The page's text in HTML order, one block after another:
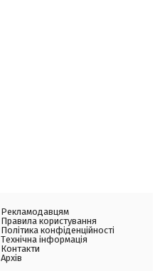
Рекламодавцям
Правила користування
Політика конфіденційності
Технічна інформація
Контакти
Архів